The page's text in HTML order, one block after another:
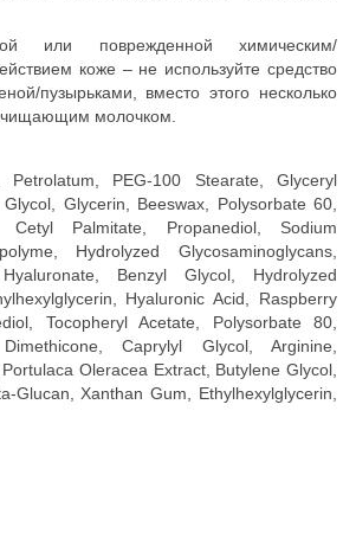
или поврежденной химическим/
коже – не используйте средство
пузырьками, вместо этого несколько
молочком.
PEG-100 Stearate, Glyceryl
Glycerin, Beeswax, Polysorbate 60,
Cetyl Palmitate, Propanediol, Sodium
Hydrolyzed Glycosaminoglycans,
Benzyl Glycol, Hydrolyzed
Hyaluronic Acid, Raspberry
Tocopheryl Acetate, Polysorbate 80,
Caprylyl Glycol, Arginine,
Oleracea Extract, Butylene Glycol,
Glucan, Xanthan Gum, Ethylhexylglycerin,